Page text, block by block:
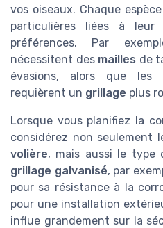
vos oiseaux. Chaque
particulières liées à leur
préférences. Par
nécessitent des mailles de
évasions, alors que les
requièrent un grillage plus
Lorsque vous planifiez la
considérez non seulement
volière, mais aussi le type
grillage galvanisé, par
pour sa résistance à la
pour une installation
influe grandement sur la